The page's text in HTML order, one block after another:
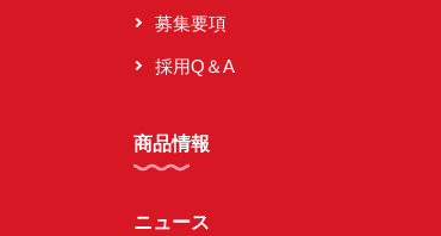
募集要項
採用Q＆A
商品情報
ニュース